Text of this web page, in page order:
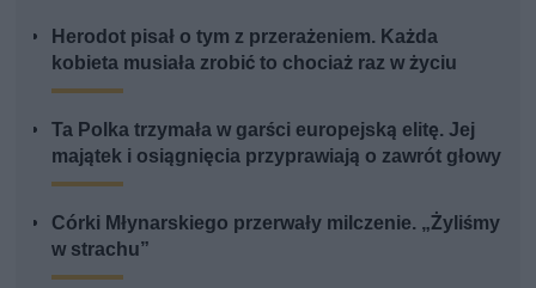
Herodot pisał o tym z przerażeniem. Każda
kobieta musiała zrobić to chociaż raz w życiu
Ta Polka trzymała w garści europejską elitę. Jej
majątek i osiągnięcia przyprawiają o zawrót głowy
Córki Młynarskiego przerwały milczenie. „Żyliśmy
w strachu”